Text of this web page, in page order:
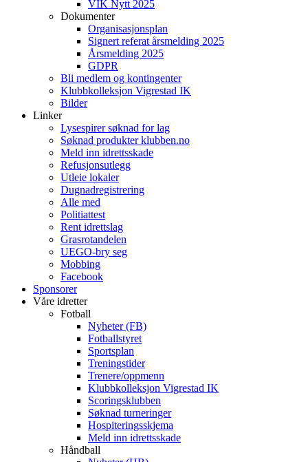
VIK Nytt 2025
Dokumenter
Organisasjonsplan
Signert referat årsmelding 2025
Årsmelding 2025
GDPR
Bli medlem og kontingenter
Klubbkolleksjon Vigrestad IK
Bilder
Linker
Lysespirer søknad for lag
Søknad produkter klubben.no
Meld inn idrettsskade
Refusjonsutlegg
Utleie lokaler
Dugnadregistrering
Alle med
Politiattest
Rent idrettslag
Grasrotandelen
UEGO-bry seg
Mobbing
Facebook
Sponsorer
Våre idretter
Fotball
Nyheter (FB)
Fotballstyret
Sportsplan
Treningstider
Trenere/oppmenn
Klubbkolleksjon Vigrestad IK
Scoringsklubben
Søknad turneringer
Hospiteringsskjema
Meld inn idrettsskade
Håndball